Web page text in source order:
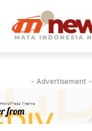
- Advertisement -